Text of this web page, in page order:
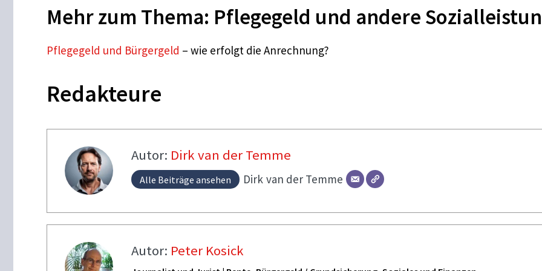
Mehr zum Thema: Pflegegeld und andere
Pflegegeld und Bürgergeld – wie erfolgt die Anrechnung?
Redakteure
Autor: Dirk van der Temme
Alle Beiträge ansehen Dirk van der Temme
Autor: Peter Kosick